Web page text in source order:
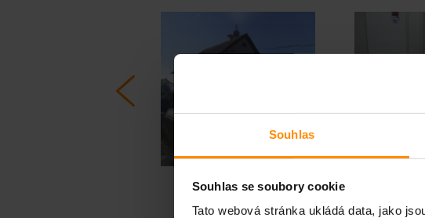
Souhlas
Souhlas se soubory cookie
Tato webová stránka ukládá data, jako